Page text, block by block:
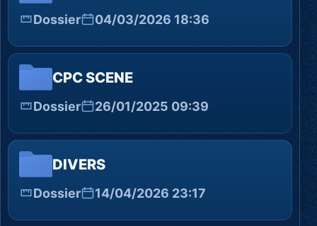
Dossier 04/03/2026 18:36
CPC SCENE
Dossier 26/01/2025 09:39
DIVERS
Dossier 14/04/2026 23:17